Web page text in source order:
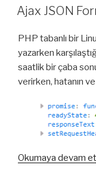
TARIHI
Ajax JSON
PHP tabanlı bir
yazarken
saatlik bir çaba
verirken, hatanın
Okumaya devam et